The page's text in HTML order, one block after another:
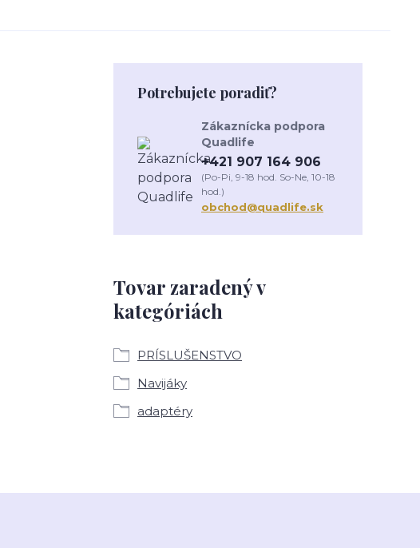
Tovar zaradený v
kategóriách
PRÍSLUŠENSTVO
Navijáky
adaptéry
Potrebujete poradiť?
Zákaznícka podpora
Quadlife
+421 907 164 906
(Po-Pi, 9-18 hod. So-Ne, 10-18
hod.)
obchod@quadlife.sk